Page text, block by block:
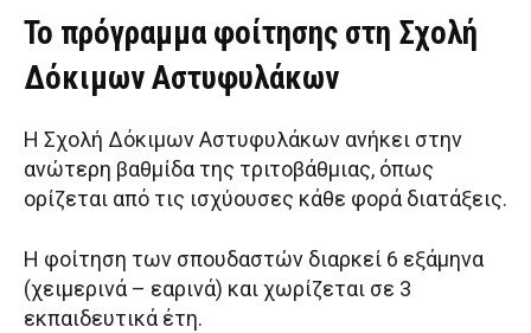
Το πρόγραμμα φοίτησης στη Σχολή
Δόκιμων Αστυφυλάκων
Η Σχολή Δόκιμων Αστυφυλάκων ανήκει στην
ανώτερη βαθμίδα της τριτοβάθμιας, όπως
ορίζεται από τις ισχύουσες κάθε φορά διατάξεις.
Η φοίτηση των σπουδαστών διαρκεί 6 εξάμηνα
(χειμερινά – εαρινά) και χωρίζεται σε 3
εκπαιδευτικά έτη.